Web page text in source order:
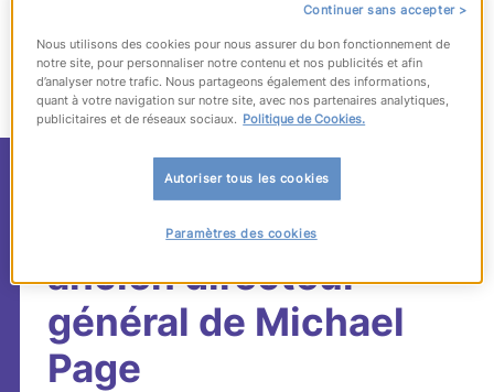
Experis Executive
recrute Eric le Touzé,
ancien directeur
général de Michael
Page
Continuer sans accepter >
Nous utilisons des cookies pour nous assurer du bon fonctionnement de
notre site, pour personnaliser notre contenu et nos publicités et afin
d’analyser notre trafic. Nous partageons également des informations,
quant à votre navigation sur notre site, avec nos partenaires analytiques,
publicitaires et de réseaux sociaux. Politique de Cookies.
Autoriser tous les cookies
Paramètres des cookies